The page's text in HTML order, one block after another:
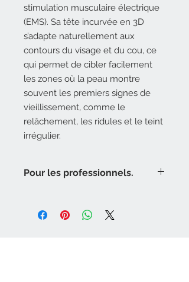
stimulation musculaire électrique
(EMS). Sa tête incurvée en 3D
s’adapte naturellement aux
contours du visage et du cou, ce
qui permet de cibler facilement
les zones où la peau montre
souvent les premiers signes de
vieillissement, comme le
relâchement, les ridules et le teint
irrégulier.
Pour les professionnels.
doté d’une tête incurvée 3D conçue
pour épouser parfaitement les